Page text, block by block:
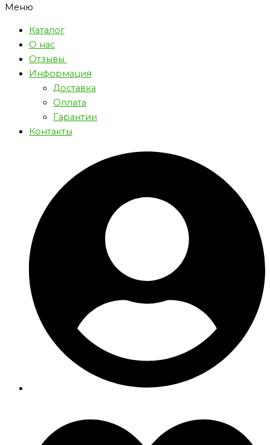
Меню
Каталог
О нас
Отзывы
Информация
Доставка
Оплата
Гарантии
Контакты